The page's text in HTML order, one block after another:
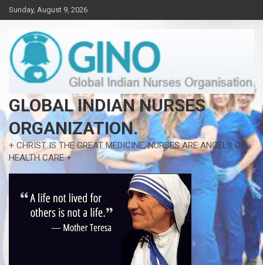
Skip
to
content
Sunday, August 9, 2026
GLOBAL INDIAN NURSES
ORGANIZATION.
+ CHRIST IS THE GREAT MEDICINE, NURSES ARE ANGELS OF
HEALTH CARE +